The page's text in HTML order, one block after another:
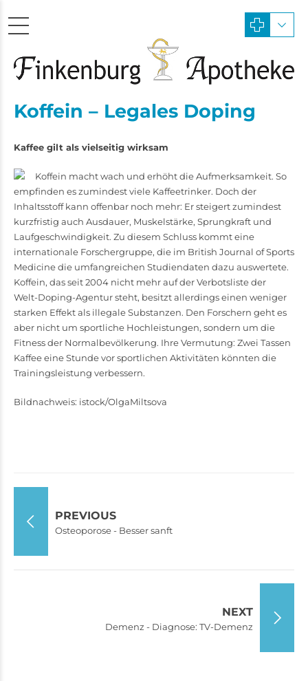
Koffein – Legales Doping
Kaffee gilt als vielseitig wirksam
Koffein macht wach und erhöht die Aufmerk­samkeit. So
empfinden es zumindest viele Kaffeetrinker. Doch der
Inhaltsstoff kann offenbar noch mehr: Er steigert zumindest
kurzfristig auch Ausdauer, Muskelstärke, Sprungkraft und
Laufgeschwindigkeit. Zu diesem Schluss kommt eine
internationale Forschergruppe, die im British Journal of Sports
Medicine die umfangreichen Studiendaten dazu auswertete.
Koffein, das seit 2004 nicht mehr auf der Verbotsliste der
Welt-­Doping-Agentur steht, besitzt allerdings ­einen weniger
starken Effekt als illegale Substanzen. Den Forschern geht es
aber nicht um sport­liche Hochleistungen, sondern um die
Fitness der Normal­bevölkerung. Ihre Vermutung: Zwei Tassen
Kaffee eine Stunde vor sportlichen Aktivitäten könnten die
Trainingsleistung verbessern.
Bildnachweis: istock/OlgaMiltsova
PREVIOUS
Osteoporose - Besser sanft
NEXT
Demenz - Diagnose: TV-Demenz